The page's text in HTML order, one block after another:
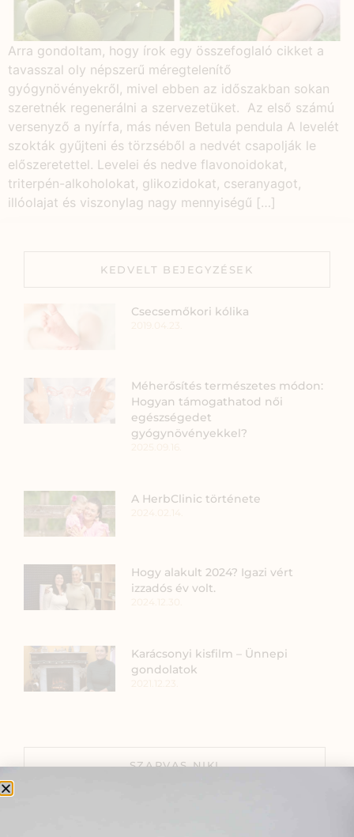
Arra gondoltam, hogy írok egy összefoglaló cikket a
tavasszal oly népszerű méregtelenítő
gyógynövényekről, mivel ebben az időszakban sokan
szeretnék regenerálni a szervezetüket. Az első számú
versenyző a nyírfa, más néven Betula pendula A levelét
szokták gyűjteni és törzséből a nedvét csapolják le
előszeretettel. Levelei és nedve flavonoidokat,
triterpén-alkoholokat, glikozidokat, cseranyagot,
illóolajat és viszonylag nagy mennyiségű […]
KEDVELT BEJEGYZÉSEK
Csecsemőkori kólika
Méherősítés természetes módon:
Hogyan támogathatod női
egészségedet
gyógynövényekkel?
A HerbClinic története
Hogy alakult 2024? Igazi vért
izzadós év volt.
Karácsonyi kisfilm – Ünnepi
gondolatok
SZARVAS NIKI